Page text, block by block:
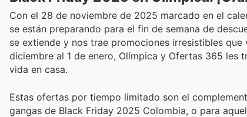
Con el 28 de noviembre de 2025 marcado en el
se están preparando para el fin de semana de
se extiende y nos trae promociones irresistibles
diciembre al 1 de enero, Olímpica y Ofertas 365 les
vida en casa.
Estas ofertas por tiempo limitado son el
gangas de Black Friday 2025 Colombia, o para